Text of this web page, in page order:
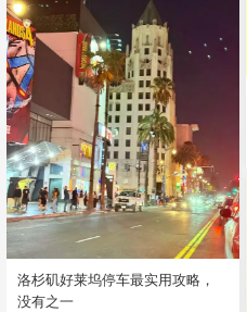
洛杉矶好莱坞停车最实用攻略，
没有之一